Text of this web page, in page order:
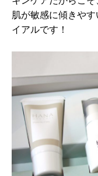
肌が敏感に傾きや
イアルです！